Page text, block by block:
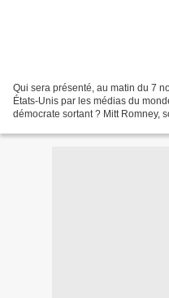
Qui sera présenté, au matin du 7
États-Unis par les médias du
démocrate sortant ? Mitt Romney,